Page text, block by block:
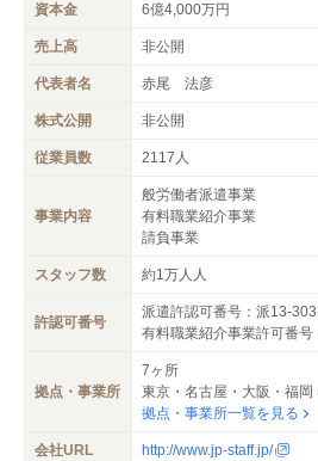
資本金 6億4,000万円
売上高 非公開
代表者名 赤尾 法彦
株式公開 非公開
従業員数 2117人
事業内容
般労働者派遣事業
有料職業紹介事業
請負事業
スタッフ数 約1万人人
許認可番号
派遣許認可番号：派13-
有料職業紹介事業許可番
拠点・事業所
7ヶ所
東京・名古屋・大阪・福
拠点・事業所一覧を見る
会社URL http://www.jp-staff.jp/